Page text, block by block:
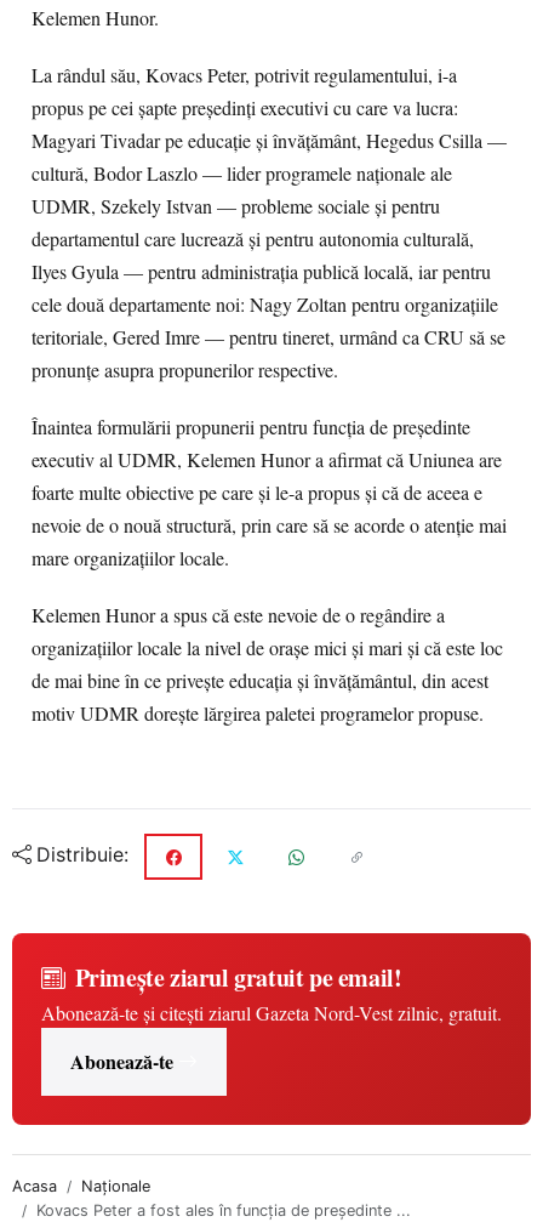
Kelemen Hunor.
La rândul său, Kovacs Peter, potrivit regulamentului, i-a
propus pe cei șapte președinți executivi cu care va lucra:
Magyari Tivadar pe educație și învățământ, Hegedus Csilla —
cultură, Bodor Laszlo — lider programele naționale ale
UDMR, Szekely Istvan — probleme sociale și pentru
departamentul care lucrează și pentru autonomia culturală,
Ilyes Gyula — pentru administrația publică locală, iar pentru
cele două departamente noi: Nagy Zoltan pentru organizațiile
teritoriale, Gered Imre — pentru tineret, urmând ca CRU să se
pronunțe asupra propunerilor respective.
Înaintea formulării propunerii pentru funcția de președinte
executiv al UDMR, Kelemen Hunor a afirmat că Uniunea are
foarte multe obiective pe care și le-a propus și că de aceea e
nevoie de o nouă structură, prin care să se acorde o atenție mai
mare organizațiilor locale.
Kelemen Hunor a spus că este nevoie de o regândire a
organizațiilor locale la nivel de orașe mici și mari și că este loc
de mai bine în ce privește educația și învățământul, din acest
motiv UDMR dorește lărgirea paletei programelor propuse.
Distribuie:
Primește ziarul gratuit pe email!
Abonează-te și citești ziarul Gazeta Nord-Vest zilnic, gratuit.
Abonează-te
Acasa
Naționale
Kovacs Peter a fost ales în funcția de președinte ...